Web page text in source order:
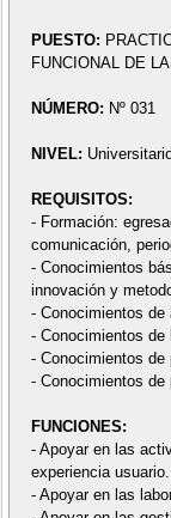
PUESTO:
FUNCIONAL DE
NÚMERO: Nº 031
NIVEL:
REQUISITOS:
- Formación:
comunicación,
- Conocimientos
innovación y
- Conocimientos de
- Conocimientos de
- Conocimientos de
- Conocimientos de
FUNCIONES:
- Apoyar en las
experiencia usuario.
- Apoyar en las